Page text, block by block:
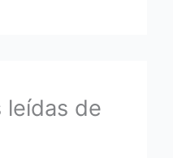
leídas de